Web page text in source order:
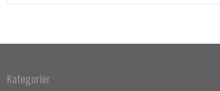
Kategorier